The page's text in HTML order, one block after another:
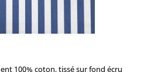
100% coton, tissé sur fond écru